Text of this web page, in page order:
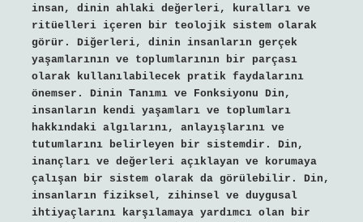
insan, dinin ahlaki değerleri, kuralları ve
ritüelleri içeren bir teolojik sistem olarak
görür. Diğerleri, dinin insanların gerçek
yaşamlarının ve toplumlarının bir parçası
olarak kullanılabilecek pratik faydalarını
önemser. Dinin Tanımı ve Fonksiyonu Din,
insanların kendi yaşamları ve toplumları
hakkındaki algılarını, anlayışlarını ve
tutumlarını belirleyen bir sistemdir. Din,
inançları ve değerleri açıklayan ve korumaya
çalışan bir sistem olarak da görülebilir. Din,
insanların fiziksel, zihinsel ve duygusal
ihtiyaçlarını karşılamaya yardımcı olan bir